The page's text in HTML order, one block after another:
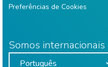
Preferências de Cookies
Somos internacionais